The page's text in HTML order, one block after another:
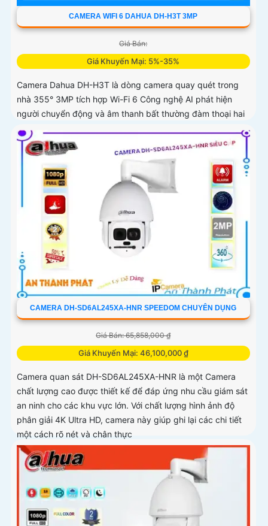
CAMERA WIFI 6 DAHUA DH-H3T 3MP
Giá Bán:
Giá Khuyến Mại: 5%-35%
Camera Dahua DH-H3T là dòng camera quay quét trong
nhà 355° 3MP tích hợp Wi-Fi 6 Công nghệ AI phát hiện
người chuyển động và âm thanh bất thường đàm thoại hai
chiều, hồng ngoại tầm xa ban đêm 10m hỗ trợ thẻ nhớ
MicroSD 256GB ONVIF và điều khiển từ xa qua ứng dụng
DMSS
CAMERA DH-SD6AL245XA-HNR SPEEDOM CHUYÊN DỤNG
Giá Bán: 65,858,000 ₫
Giá Khuyến Mại: 46,100,000 ₫
Camera quan sát DH-SD6AL245XA-HNR là một Camera
chất lượng cao được thiết kế để đáp ứng nhu cầu giám sát
an ninh cho các khu vực lớn. Với chất lượng hình ảnh độ
phân giải 4K Ultra HD, camera này giúp ghi lại các chi tiết
một cách rõ nét và chân thực